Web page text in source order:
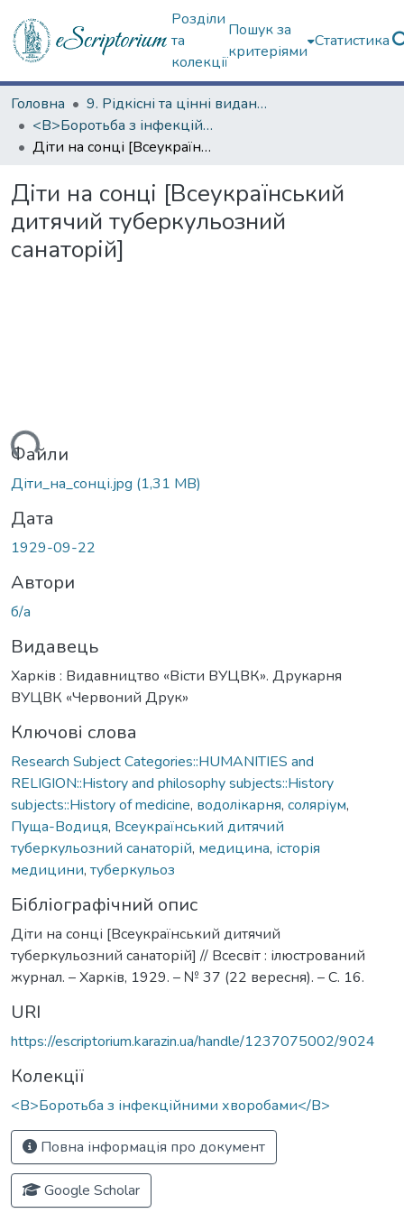
Розділи
та
колекції
Пошук за
критеріями
Статистика
Головна
9. Рідкісні та цінні видання
<B>Боротьба з інфекційними хворобами</B>
Діти на сонці [Всеукраїнський дитячий туберкульозний санаторій]
Діти на сонці [Всеукраїнський
дитячий туберкульозний
санаторій]
Файли
Діти_на_сонці.jpg (1,31 MB)
Дата
1929-09-22
Автори
б/а
Видавець
Харків : Видавництво «Вісти ВУЦВК». Друкарня
ВУЦВК «Червоний Друк»
Ключові слова
Research Subject Categories::HUMANITIES and
RELIGION::History and philosophy subjects::History
subjects::History of medicine, водолікарня, соляріум,
Пуща-Водиця, Всеукраїнський дитячий
туберкульозний санаторій, медицина, історія
медицини, туберкульоз
Бібліографічний опис
Діти на сонці [Всеукраїнський дитячий
туберкульозний санаторій] // Всесвіт : ілюстрований
журнал. – Харків, 1929. – № 37 (22 вересня). – С. 16.
URI
https://escriptorium.karazin.ua/handle/1237075002/9024
Колекції
<B>Боротьба з інфекційними хворобами</B>
Повна інформація про документ
Google Scholar